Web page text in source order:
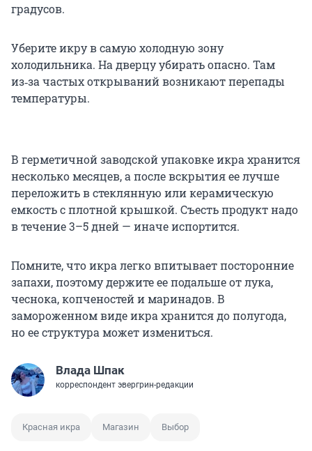
градусов.
Уберите икру в самую холодную зону
холодильника. На дверцу убирать опасно. Там
из‑за частых открываний возникают перепады
температуры.
В герметичной заводской упаковке икра хранится
несколько месяцев, а после вскрытия ее лучше
переложить в стеклянную или керамическую
емкость с плотной крышкой. Съесть продукт надо
в течение 3–5 дней — иначе испортится.
Помните, что икра легко впитывает посторонние
запахи, поэтому держите ее подальше от лука,
чеснока, копченостей и маринадов. В
замороженном виде икра хранится до полугода,
но ее структура может измениться.
Влада Шпак
корреспондент эвергрин-редакции
Красная икра Магазин Выбор